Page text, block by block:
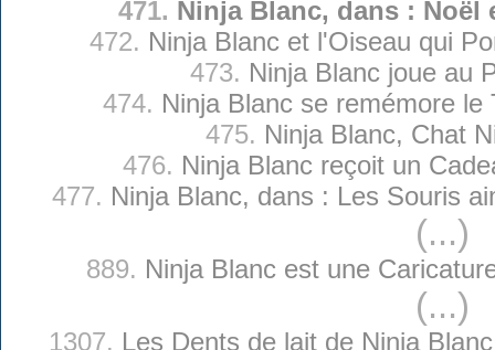
471. Ninja Blanc, dans : Noël
472. Ninja Blanc et l'Oiseau qui
473. Ninja Blanc joue au
474. Ninja Blanc se remémore le
475. Ninja Blanc, Chat
476. Ninja Blanc reçoit un
477. Ninja Blanc, dans : Les Souris
(...)
889. Ninja Blanc est une
(...)
1307. Les Dents de lait de Ninja